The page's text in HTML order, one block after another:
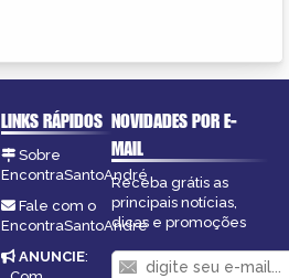
LINKS RÁPIDOS
Sobre
EncontraSantoAndré
Fale com o
EncontraSantoAndré
ANUNCIE:
NOVIDADES POR E-
MAIL
Receba grátis as
principais notícias,
dicas e promoções